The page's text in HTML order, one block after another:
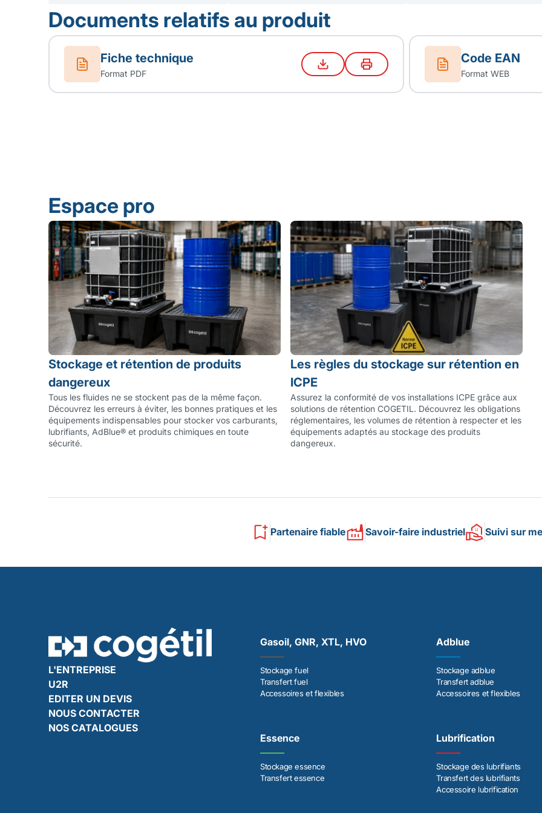
Documents relatifs au produit
Fiche technique
Format PDF
Code EAN
Format WEB
Espace pro
Stockage et rétention de produits
dangereux
Tous les fluides ne se stockent pas de la même façon.
Découvrez les erreurs à éviter, les bonnes pratiques et les
équipements indispensables pour stocker vos carburants,
lubrifiants, AdBlue® et produits chimiques en toute
sécurité.
Les règles du stockage sur rétention en
ICPE
Assurez la conformité de vos installations ICPE grâce aux
solutions de rétention COGETIL. Découvrez les obligations
réglementaires, les volumes de rétention à respecter et les
équipements adaptés au stockage des produits
dangereux.
Partenaire fiable Savoir-faire industriel Suivi sur
L'ENTREPRISE
U2R
EDITER UN DEVIS
NOUS CONTACTER
NOS CATALOGUES
Gasoil, GNR, XTL, HVO
Stockage fuel
Transfert fuel
Accessoires et flexibles
Adblue
Stockage adblue
Transfert adblue
Accessoires et flexibles
Essence
Stockage essence
Transfert essence
Lubrification
Stockage des lubrifiants
Transfert des lubrifiants
Accessoire lubrification